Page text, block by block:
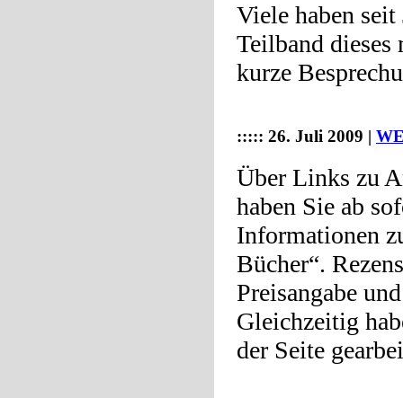
Viele haben seit
Teilband dieses
kurze
::::: 26. Juli 2009 |
Über Links zu
haben Sie ab
Informationen
Bücher“.
Preisangabe
Gleichzeitig
der Seite